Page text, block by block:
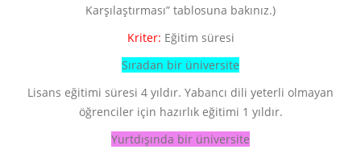
Karşılaştırması” tablosuna bakınız.)
Kriter: Eğitim süresi
Sıradan bir üniversite
Lisans eğitimi süresi 4 yıldır. Yabancı dili yeterli olmayan
öğrenciler için hazırlık eğitimi 1 yıldır.
Yurtdışında bir üniversite